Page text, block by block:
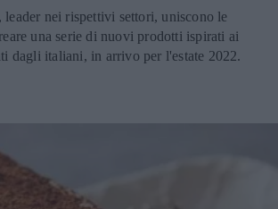
leader nei rispettivi settori, uniscono le
una serie di nuovi prodotti ispirati ai
dagli italiani, in arrivo per l'estate 2022.